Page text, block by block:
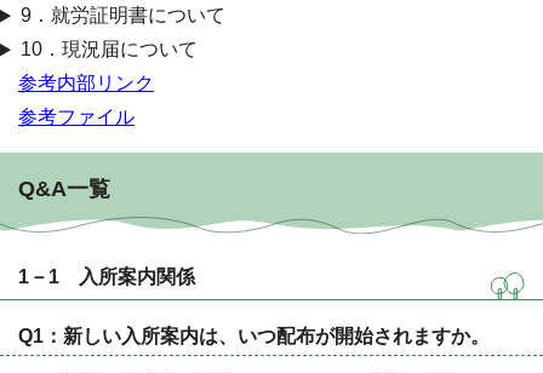
9．就労証明書について
10．現況届について
参考内部リンク
参考ファイル
Q&A一覧
1－1 入所案内関係
Q1：新しい入所案内は、いつ配布が開始されますか。